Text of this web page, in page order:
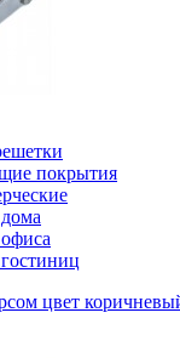
покрытия
цвет